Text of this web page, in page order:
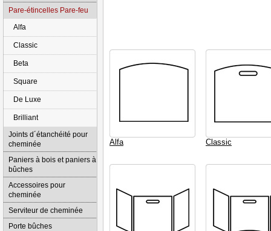
Alfa Classic
Pare-étincelles Pare-feu
Alfa
Classic
Beta
Square
De Luxe
Brilliant
Joints d´étanchéité pour
cheminée
Paniers à bois et paniers à
bûches
Accessoires pour
cheminée
Serviteur de cheminée
Porte bûches